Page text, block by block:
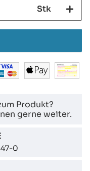
Stk
Produkt?
gerne weiter.
0